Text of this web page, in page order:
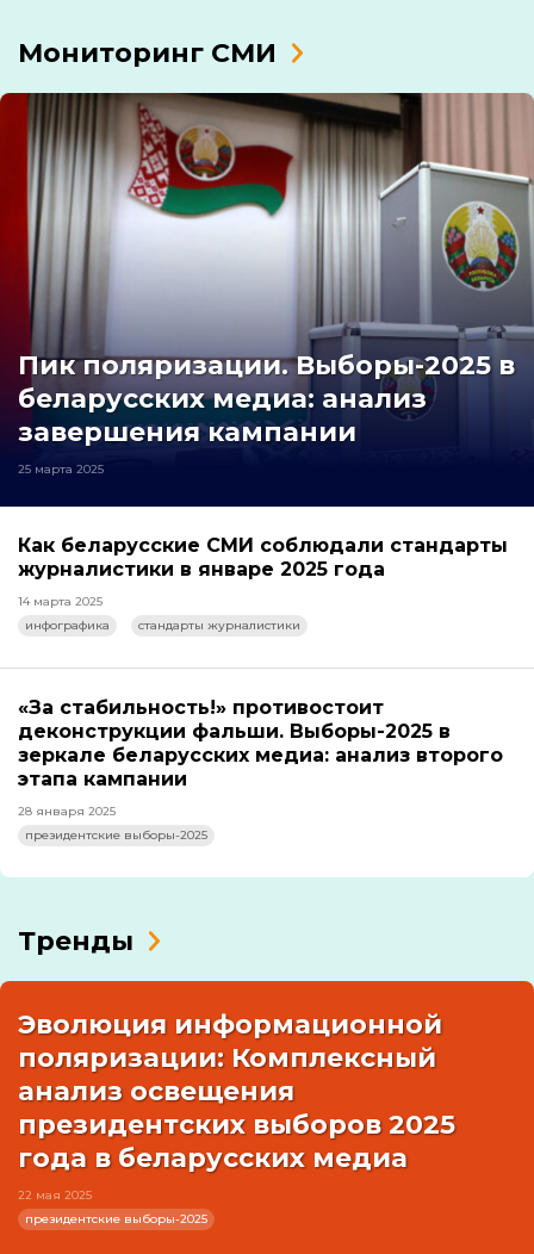
Мониторинг СМИ
Пик поляризации. Выборы-2025 в
беларусских медиа: анализ
завершения кампании
25 марта 2025
Как беларусские СМИ соблюдали стандарты
журналистики в январе 2025 года
14 марта 2025
инфографика
стандарты журналистики
«За стабильность!» противостоит
деконструкции фальши. Выборы-2025 в
зеркале беларусских медиа: анализ второго
этапа кампании
28 января 2025
президентские выборы-2025
Тренды
Эволюция информационной
поляризации: Комплексный
анализ освещения
президентских выборов 2025
года в беларусских медиа
22 мая 2025
президентские выборы-2025